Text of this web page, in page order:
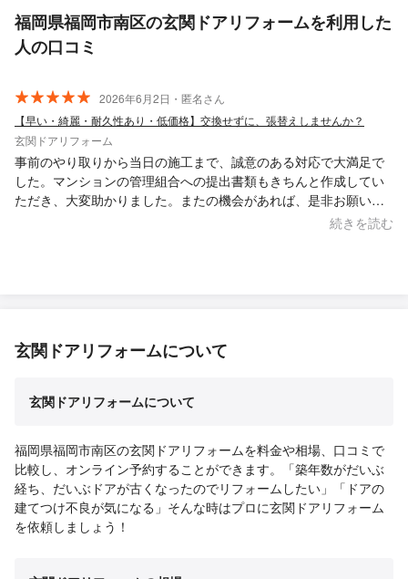
福岡県福岡市南区の玄関ドアリフォームを利用した
人の口コミ
2026年6月2日・匿名さん
【早い・綺麗・耐久性あり・低価格】交換せずに、張替えしませんか？
玄関ドアリフォーム
事前のやり取りから当日の施工まで、誠意のある対応で大満足で
した。マンションの管理組合への提出書類もきちんと作成してい
ただき、大変助かりました。またの機会があれば、是非お願いし
たいと思っています。 タバコのニオイは全然気になりませんでし
続きを読む
玄関ドアリフォームについて
玄関ドアリフォームについて
福岡県福岡市南区の玄関ドアリフォームを料金や相場、口コミで
比較し、オンライン予約することができます。「築年数がだいぶ
経ち、だいぶドアが古くなったのでリフォームしたい」「ドアの
建てつけ不良が気になる」そんな時はプロに玄関ドアリフォーム
を依頼しましょう！